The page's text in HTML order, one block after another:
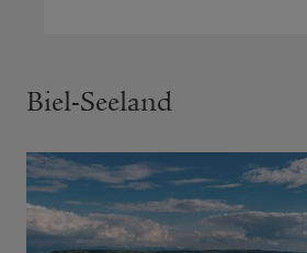
Biel-Seeland